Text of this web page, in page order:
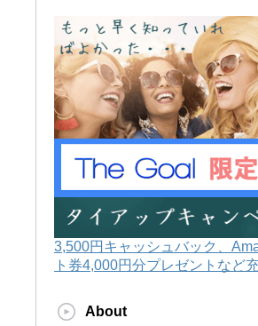
3,500円キャッシュバック、
ト券4,000円分プレゼントなど充
About